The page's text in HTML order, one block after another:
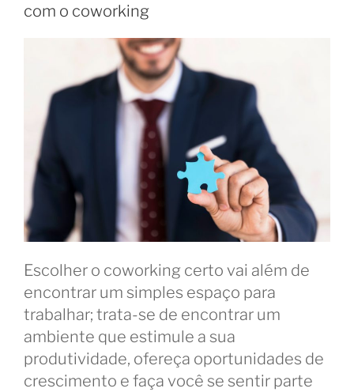
com o coworking
Escolher o coworking certo vai além de
encontrar um simples espaço para
trabalhar; trata-se de encontrar um
ambiente que estimule a sua
produtividade, ofereça oportunidades de
crescimento e faça você se sentir parte